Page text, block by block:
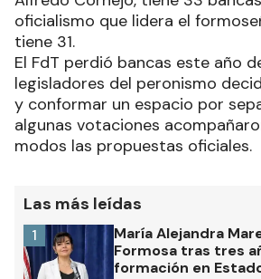
oficialismo que lidera el
tiene 31.
El FdT perdió bancas este año
legisladores del peronismo
y conformar un espacio por
algunas votaciones
modos las propuestas oficiales.
Las más leídas
María Alejandra
Formosa tras tres
formación en
1